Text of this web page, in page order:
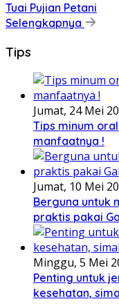
Tuai Pujian Petani
Selengkapnya
Tips
Jumat, 24 Mei
Tips minum
manfaatnya !
Jumat, 10 Mei
Berguna untuk
praktis pakai
Minggu, 5 Mei
Penting untuk
kesehatan,